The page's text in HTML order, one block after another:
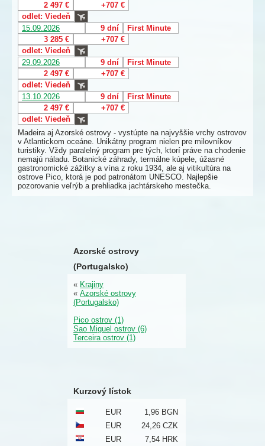
2 497 €
+707 €
odlet: Viedeň
15.09.2026
9 dní
First Minute
3 285 €
+707 €
odlet: Viedeň
29.09.2026
9 dní
First Minute
2 497 €
+707 €
odlet: Viedeň
13.10.2026
9 dní
First Minute
2 497 €
+707 €
odlet: Viedeň
Madeira aj Azorské ostrovy - vystúpte na najvyššie vrchy ostrovov
v Atlantickom oceáne. Unikátny program nielen pre milovníkov
turistiky. Vždy paralelný program pre tých, ktorí práve na chodenie
nemajú náladu. Botanické záhrady, termálne kúpele, úžasné
gastronomické zážitky a vína z roku 1934, ale aj vitikultúra na
ostrove Pico, ktorá je pod patronátom UNESCO. Najlepšie
pozorovanie veľrýb a prehliadka jachtárskeho mestečka.
Azorské ostrovy
(Portugalsko)
« Krajiny
« Azorské ostrovy
(Portugalsko)
Pico ostrov (1)
Sao Miguel ostrov (6)
Terceira ostrov (1)
Kurzový lístok
EUR
1,96 BGN
EUR
24,26 CZK
EUR
7,54 HRK